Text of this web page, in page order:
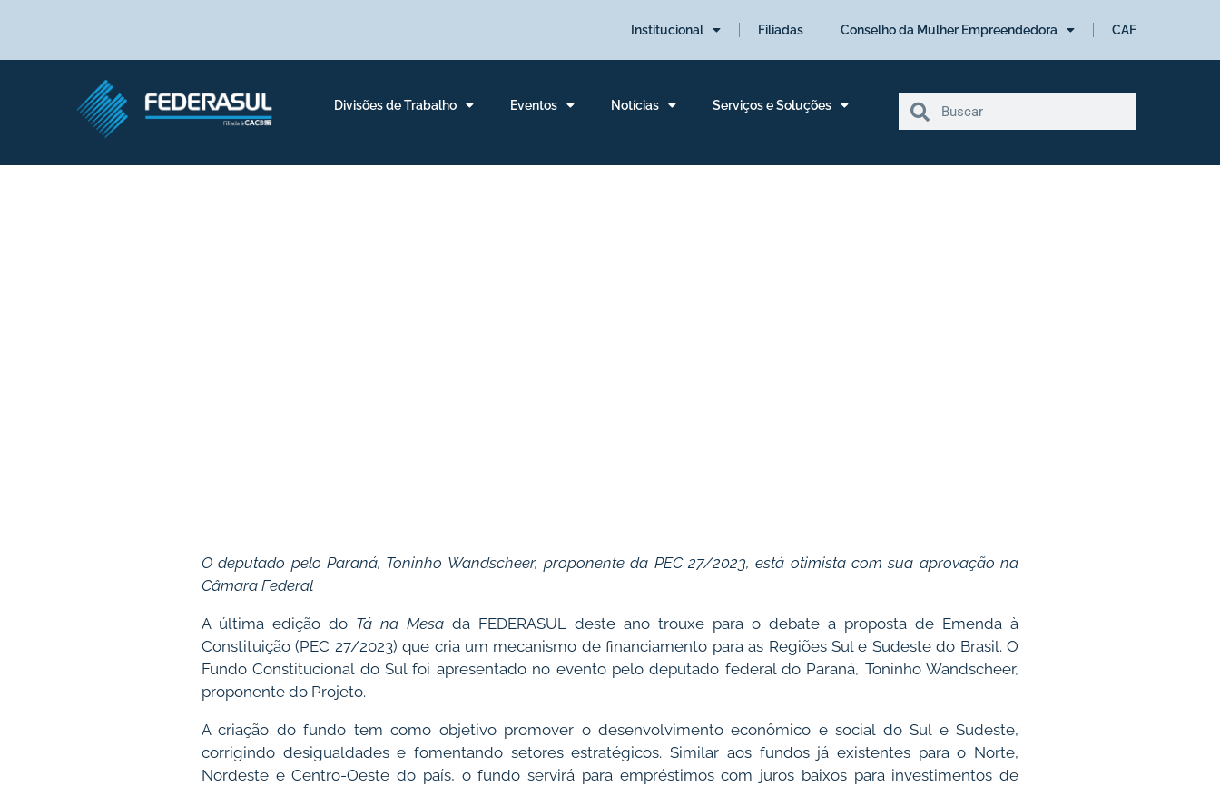
Institucional Filiadas Conselho da Mulher Empreendedora CAF
Divisões de Trabalho Eventos Notícias Serviços e Soluções
O deputado pelo Paraná, Toninho Wandscheer, proponente da PEC 27/2023, está otimista com sua aprovação na
Câmara Federal
A última edição do Tá na Mesa da FEDERASUL deste ano trouxe para o debate a proposta de Emenda à
Constituição (PEC 27/2023) que cria um mecanismo de financiamento para as Regiões Sul e Sudeste do Brasil. O
Fundo Constitucional do Sul foi apresentado no evento pelo deputado federal do Paraná, Toninho Wandscheer,
proponente do Projeto.
A criação do fundo tem como objetivo promover o desenvolvimento econômico e social do Sul e Sudeste,
corrigindo desigualdades e fomentando setores estratégicos. Similar aos fundos já existentes para o Norte,
Nordeste e Centro-Oeste do país, o fundo servirá para empréstimos com juros baixos para investimentos de